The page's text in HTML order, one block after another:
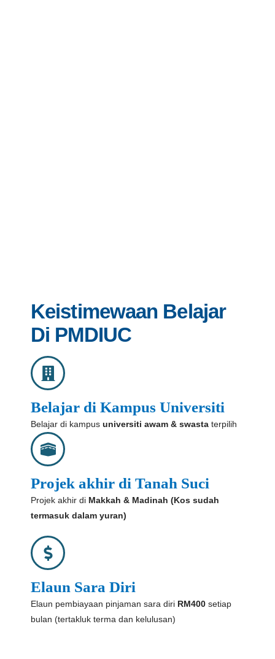
Keistimewaan Belajar
Di PMDIUC
Belajar di Kampus Universiti
Belajar di kampus universiti awam & swasta terpilih
Projek akhir di Tanah Suci
Projek akhir di Makkah & Madinah (Kos sudah
termasuk dalam yuran)
Elaun Sara Diri
Elaun pembiayaan pinjaman sara diri RM400 setiap
bulan (tertakluk terma dan kelulusan)